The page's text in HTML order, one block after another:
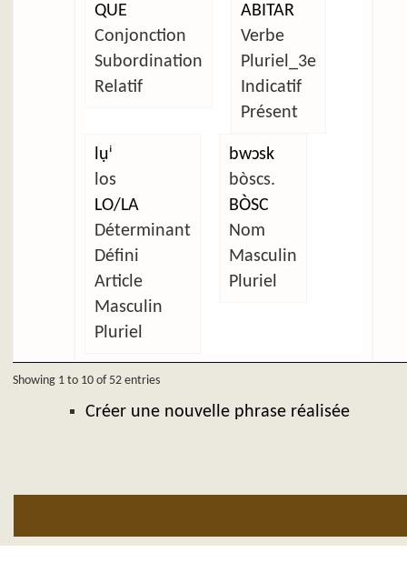
QUE
Conjonction
Subordination
Relatif
ABITAR
Verbe
Pluriel_3e
Indicatif
Présent
lụⁱ
los
LO/LA
Déterminant
Défini
Article
Masculin
Pluriel
bwɔsk
bòscs.
BÒSC
Nom
Masculin
Pluriel
Showing 1 to 10 of 52 entries
Créer une nouvelle phrase réalisée